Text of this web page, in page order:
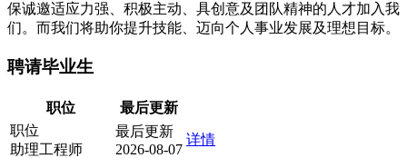
保诚邀适应力强、积极主动、具创意及团队精神的人才加入我
们。而我们将助你提升技能、迈向个人事业发展及理想目标。
聘请毕业生
职位
最后更新
职位
助理工程师
最后更新
2026-08-07
详情